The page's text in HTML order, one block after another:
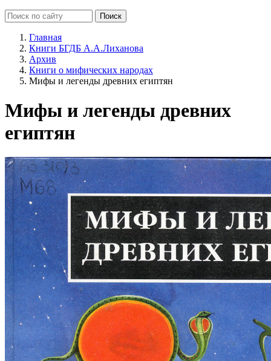
Главная
Книги БГДБ А.А.Лиханова
Архив
Книги о мифических народах
Мифы и легенды древних египтян
Мифы и легенды древних
египтян